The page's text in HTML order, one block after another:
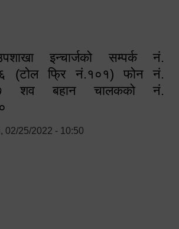
इन्चार्जको सम्पर्क नं.
(टोल फ्रि नं.१०१) फोन नं.
शव बहान चालकको नं.
02/25/2022 - 10:50